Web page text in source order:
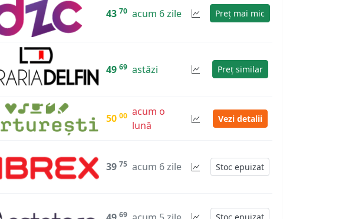
43 70 acum 6 zile Preț mai mic
49 69 astăzi Preț similar
50 00 acum o
lună
Vezi detalii
39 75 acum 6 zile Stoc epuizat
69